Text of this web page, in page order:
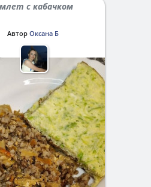
с кабачком
Автор Оксана Б